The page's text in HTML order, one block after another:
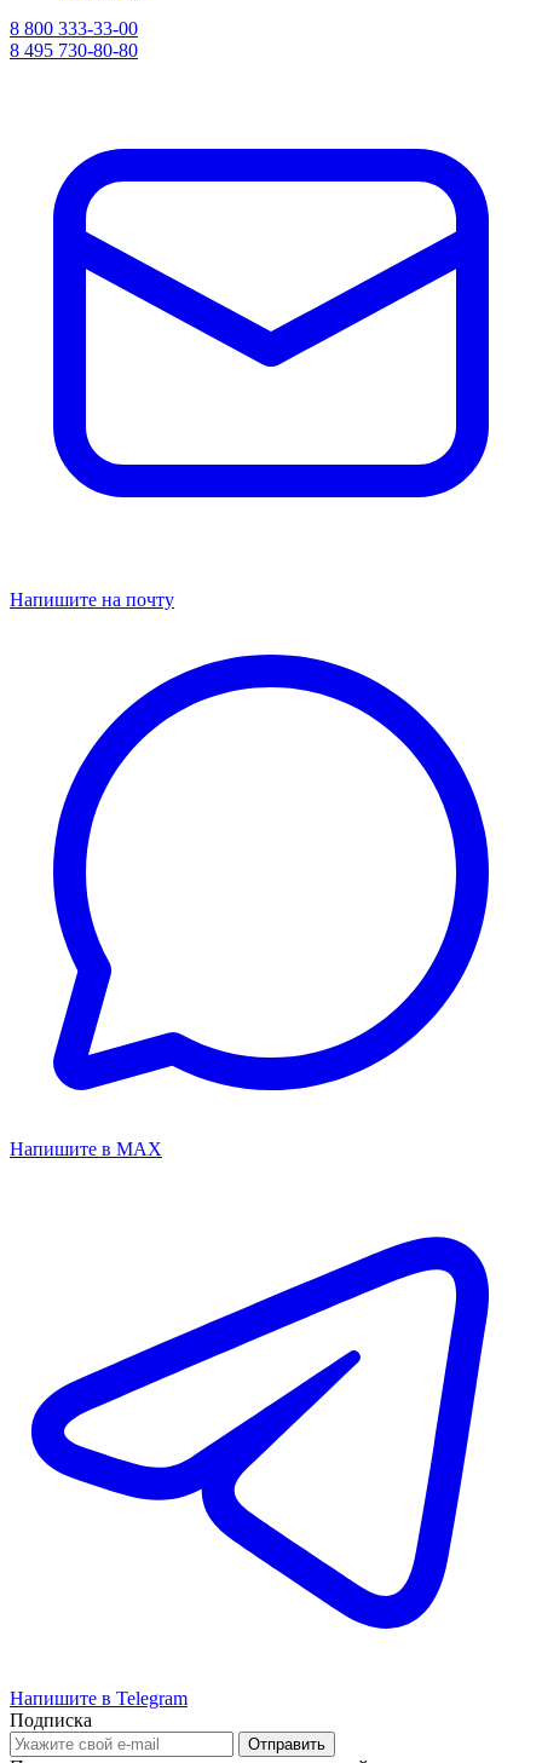
8 800 333-33-00
8 495 730-80-80
Напишите на почту
Напишите в MAX
Напишите в Telegram
Подписка